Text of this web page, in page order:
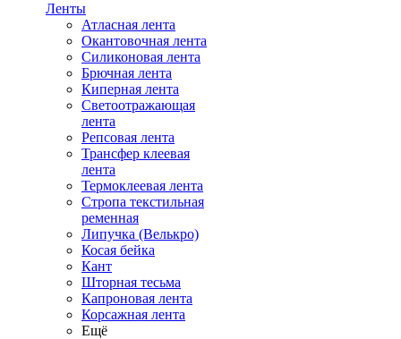
Ленты
Атласная лента
Окантовочная лента
Силиконовая лента
Брючная лента
Киперная лента
Светоотражающая
лента
Репсовая лента
Трансфер клеевая
лента
Термоклеевая лента
Стропа текстильная
ременная
Липучка (Велькро)
Косая бейка
Кант
Шторная тесьма
Капроновая лента
Корсажная лента
Ещё